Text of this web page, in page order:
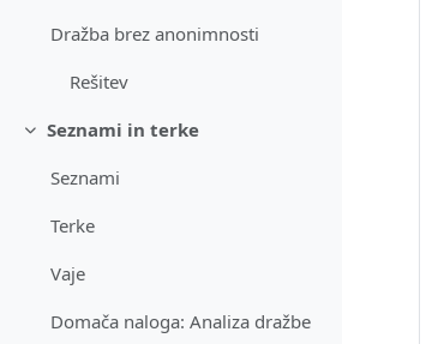
Dražba brez anonimnosti
Rešitev
SkrčiSeznami in terke
Seznami
Terke
Vaje
Domača naloga: Analiza dražbe